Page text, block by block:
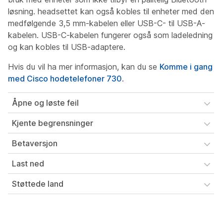
løsning. headsettet kan også kobles til enheter med den
medfølgende 3,5 mm-kabelen eller USB-C- til USB-A-
kabelen. USB-C-kabelen fungerer også som ladeledning
og kan kobles til USB-adaptere.
Hvis du vil ha mer informasjon, kan du se Komme i gang
med Cisco hodetelefoner 730.
Åpne og løste feil
Kjente begrensninger
Betaversjon
Last ned
Støttede land